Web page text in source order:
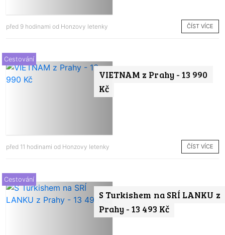
před 9 hodinami od Honzovy letenky ČÍST VÍCE
VIETNAM z Prahy - 13 990
Kč
Cestování
před 11 hodinami od Honzovy letenky ČÍST VÍCE
S Turkishem na SRÍ LANKU z
Prahy - 13 493 Kč
Cestování